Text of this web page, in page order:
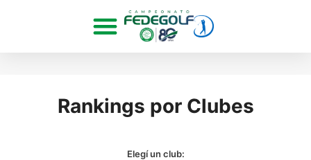
Rankings por Clubes
Elegí un club: